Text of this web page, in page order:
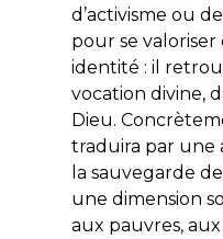
d’activisme ou
pour se
identité : il
vocation divine,
Dieu.
traduira par une
la sauvegarde
une dimension
aux pauvres,